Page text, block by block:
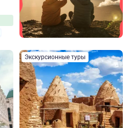
Экскурсионные туры